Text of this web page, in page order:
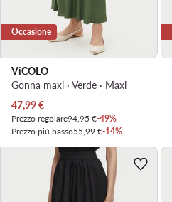
Occasione
ViCOLO
Gonna maxi · Verde · Maxi
Prezzo attuale
47,99€
Prezzo regolare94,95 €-49%
Prezzo più basso55,99 €-14%